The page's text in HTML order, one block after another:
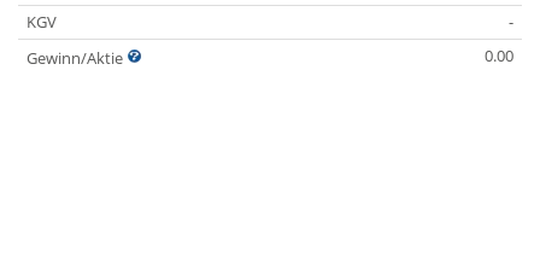
KGV
-
Gewinn/Aktie
0.00